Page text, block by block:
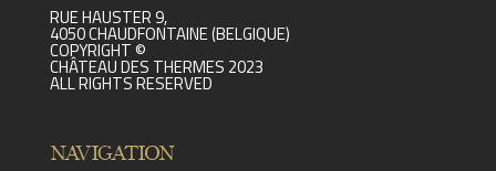
RUE HAUSTER 9,
4050 CHAUDFONTAINE (BELGIQUE)
COPYRIGHT ©
CHÂTEAU DES THERMES 2023
ALL RIGHTS RESERVED
NAVIGATION